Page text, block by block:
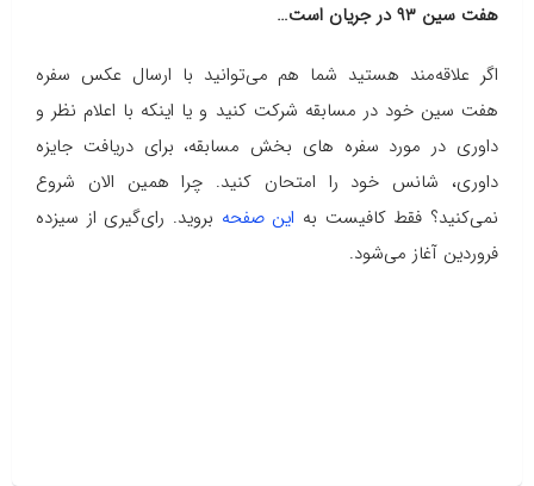
هفت سین ۹۳ در جریان است…
اگر علاقه‌مند هستید شما هم می‌توانید با ارسال عکس سفره
هفت سین خود در مسابقه شرکت کنید و یا اینکه با اعلام نظر و
داوری در مورد سفره های بخش مسابقه، برای دریافت جایزه
داوری، شانس خود را امتحان کنید. چرا همین الان شروع
نمی‌کنید؟ فقط کافیست به این صفحه بروید. رای‌گیری از سیزده
فروردین آغاز می‌شود.